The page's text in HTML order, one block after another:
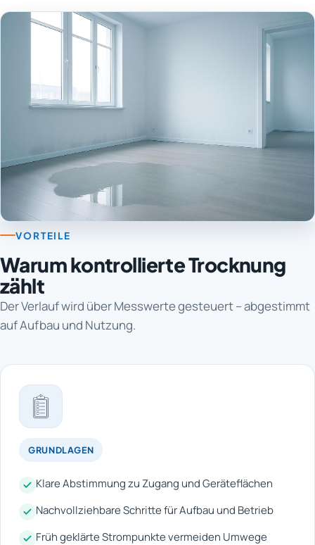
VORTEILE
Warum kontrollierte Trocknung
zählt
Der Verlauf wird über Messwerte gesteuert – abgestimmt
auf Aufbau und Nutzung.
GRUNDLAGEN
Klare Abstimmung zu Zugang und Geräteflächen
Nachvollziehbare Schritte für Aufbau und Betrieb
Früh geklärte Strompunkte vermeiden Umwege